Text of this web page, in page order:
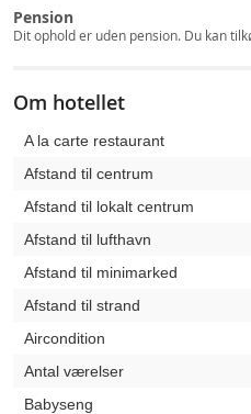
Pension
Dit ophold er uden pension. Du kan
Om hotellet
A la carte restaurant
Afstand til centrum
Afstand til lokalt centrum
Afstand til lufthavn
Afstand til minimarked
Afstand til strand
Aircondition
Antal værelser
Babyseng